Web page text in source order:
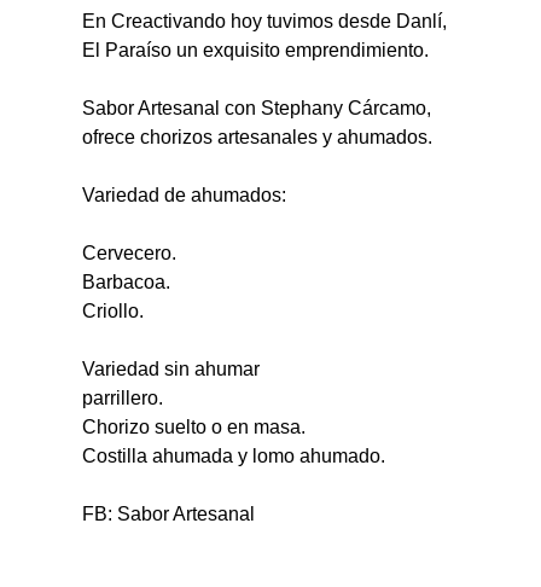
En Creactivando hoy tuvimos desde Danlí,
El Paraíso un exquisito emprendimiento.
Sabor Artesanal con Stephany Cárcamo,
ofrece chorizos artesanales y ahumados.
Variedad de ahumados:
Cervecero.
Barbacoa.
Criollo.
Variedad sin ahumar
parrillero.
Chorizo suelto o en masa.
Costilla ahumada y lomo ahumado.
FB: Sabor Artesanal